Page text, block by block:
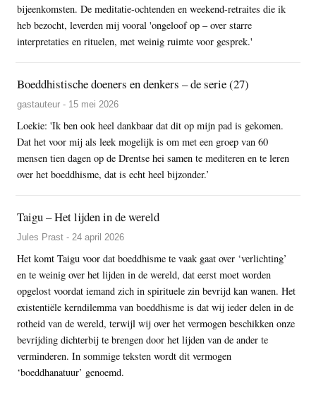
bijeenkomsten. De meditatie-ochtenden en weekend-retraites die ik
heb bezocht, leverden mij vooral 'ongeloof op – over starre
interpretaties en rituelen, met weinig ruimte voor gesprek.'
Boeddhistische doeners en denkers – de serie (27)
gastauteur - 15 mei 2026
Loekie: 'Ik ben ook heel dankbaar dat dit op mijn pad is gekomen.
Dat het voor mij als leek mogelijk is om met een groep van 60
mensen tien dagen op de Drentse hei samen te mediteren en te leren
over het boeddhisme, dat is echt heel bijzonder.’
Taigu – Het lijden in de wereld
Jules Prast - 24 april 2026
Het komt Taigu voor dat boeddhisme te vaak gaat over ‘verlichting’
en te weinig over het lijden in de wereld, dat eerst moet worden
opgelost voordat iemand zich in spirituele zin bevrijd kan wanen. Het
existentiële kerndilemma van boeddhisme is dat wij ieder delen in de
rotheid van de wereld, terwijl wij over het vermogen beschikken onze
bevrijding dichterbij te brengen door het lijden van de ander te
verminderen. In sommige teksten wordt dit vermogen
‘boeddhanatuur’ genoemd.